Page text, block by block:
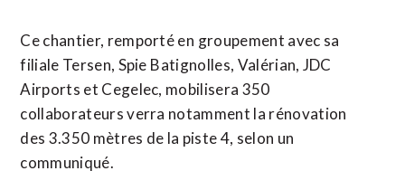
Ce chantier, remporté en ⁠groupement avec sa
‌filiale Tersen, Spie ⁠Batignolles, ​Valérian, ​JDC
Airports et ​Cegelec, mobilisera 350
collaborateurs ‌verra ​notamment la rénovation ​
des 3.350 mètres de la piste 4, selon un
communiqué.